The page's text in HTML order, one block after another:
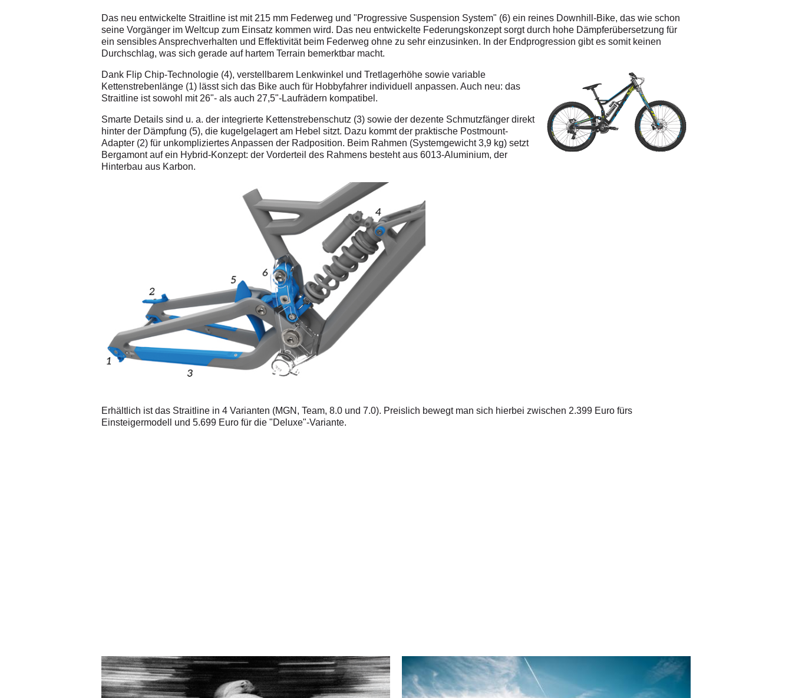
Das neu entwickelte Straitline ist mit 215 mm Federweg und "Progressive Suspension System" (6) ein reines Downhill-Bike, das wie schon
seine Vorgänger im Weltcup zum Einsatz kommen wird. Das neu entwickelte Federungskonzept sorgt durch hohe Dämpferübersetzung für
ein sensibles Ansprechverhalten und Effektivität beim Federweg ohne zu sehr einzusinken. In der Endprogression gibt es somit keinen
Durchschlag, was sich gerade auf hartem Terrain bemerktbar macht.
Dank Flip Chip-Technologie (4), verstellbarem Lenkwinkel und Tretlagerhöhe sowie variable
Kettenstrebenlänge (1) lässt sich das Bike auch für Hobbyfahrer individuell anpassen. Auch neu: das
Straitline ist sowohl mit 26"- als auch 27,5"-Laufrädern kompatibel.
Smarte Details sind u. a. der integrierte Kettenstrebenschutz (3) sowie der dezente Schmutzfänger direkt
hinter der Dämpfung (5), die kugelgelagert am Hebel sitzt. Dazu kommt der praktische Postmount-
Adapter (2) für unkompliziertes Anpassen der Radposition. Beim Rahmen (Systemgewicht 3,9 kg) setzt
Bergamont auf ein Hybrid-Konzept: der Vorderteil des Rahmens besteht aus 6013-Aluminium, der
Hinterbau aus Karbon.
Erhältlich ist das Straitline in 4 Varianten (MGN, Team, 8.0 und 7.0). Preislich bewegt man sich hierbei zwischen 2.399 Euro fürs
Einsteigermodell und 5.699 Euro für die "Deluxe"-Variante.